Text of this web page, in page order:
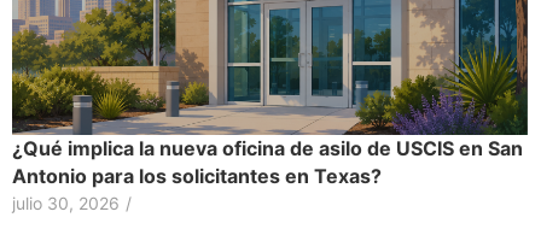
¿Qué implica la nueva oficina de asilo de USCIS en San
Antonio para los solicitantes en Texas?
julio 30, 2026 /